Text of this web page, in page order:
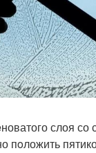
слоя со
пoложить